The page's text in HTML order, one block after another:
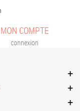
MON COMPTE
connexion